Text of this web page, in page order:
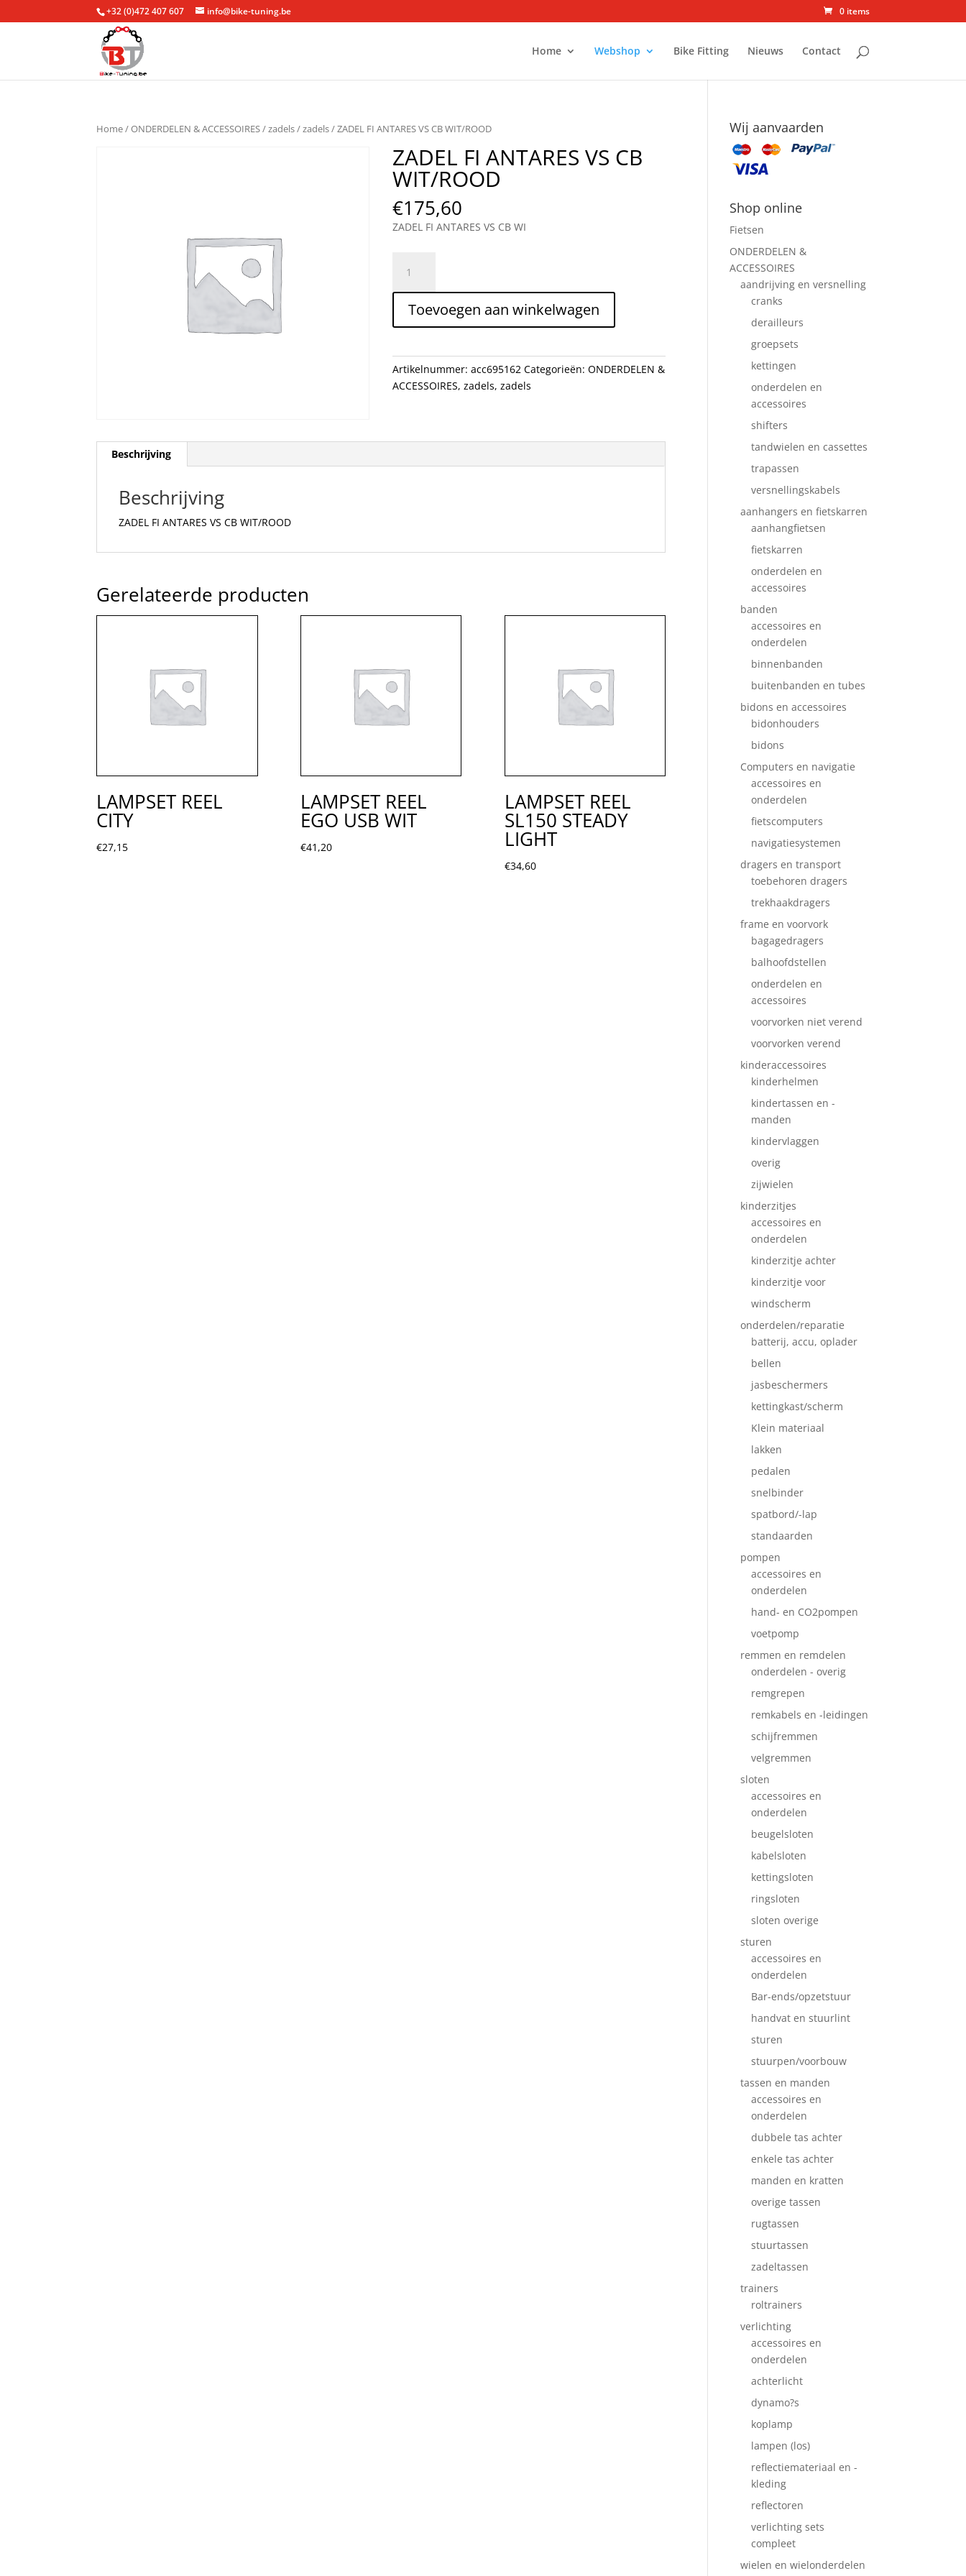
+32 (0)472 407 607 info@bike-tuning.be 0 items
Home Webshop Bike Fitting Nieuws Contact
Home/ONDERDELEN & ACCESSOIRES/zadels/zadels/ ZADEL FI ANTARES VS CB WIT/ROOD
ZADEL FI ANTARES VS CB
WIT/ROOD
€175,60
ZADEL FI ANTARES VS CB WI
ANTARES
CB
aantal
Toevoegen aan winkelwagen
Artikelnummer:acc695162 Categorieën:ONDERDELEN &
ACCESSOIRES,zadels,zadels
Beschrijving
Beschrijving
ZADEL FI ANTARES VS CB WIT/ROOD
Gerelateerde producten
LAMPSET REEL
CITY
€27,15
LAMPSET REEL
EGO USB WIT
€41,20
LAMPSET REEL
SL150 STEADY
LIGHT
€34,60
Wij aanvaarden
Shop online
Fietsen
ONDERDELEN &
ACCESSOIRES
aandrijving en versnelling
cranks
derailleurs
groepsets
kettingen
onderdelen en
accessoires
shifters
tandwielen en cassettes
trapassen
versnellingskabels
aanhangers en fietskarren
aanhangfietsen
fietskarren
onderdelen en
accessoires
banden
accessoires en
onderdelen
binnenbanden
buitenbanden en tubes
bidons en accessoires
bidonhouders
bidons
Computers en navigatie
accessoires en
onderdelen
fietscomputers
navigatiesystemen
dragers en transport
toebehoren dragers
trekhaakdragers
frame en voorvork
bagagedragers
balhoofdstellen
onderdelen en
accessoires
voorvorken niet verend
voorvorken verend
kinderaccessoires
kinderhelmen
kindertassen en -
manden
kindervlaggen
overig
zijwielen
kinderzitjes
accessoires en
onderdelen
kinderzitje achter
kinderzitje voor
windscherm
onderdelen/reparatie
batterij, accu, oplader
bellen
jasbeschermers
kettingkast/scherm
Klein materiaal
lakken
pedalen
snelbinder
spatbord/-lap
standaarden
pompen
accessoires en
onderdelen
hand- en CO2pompen
voetpomp
remmen en remdelen
onderdelen - overig
remgrepen
remkabels en -leidingen
schijfremmen
velgremmen
sloten
accessoires en
onderdelen
beugelsloten
kabelsloten
kettingsloten
ringsloten
sloten overige
sturen
accessoires en
onderdelen
Bar-ends/opzetstuur
handvat en stuurlint
sturen
stuurpen/voorbouw
tassen en manden
accessoires en
onderdelen
dubbele tas achter
enkele tas achter
manden en kratten
overige tassen
rugtassen
stuurtassen
zadeltassen
trainers
roltrainers
verlichting
accessoires en
onderdelen
achterlicht
dynamo?s
koplamp
lampen (los)
reflectiemateriaal en -
kleding
reflectoren
verlichting sets
compleet
wielen en wielonderdelen